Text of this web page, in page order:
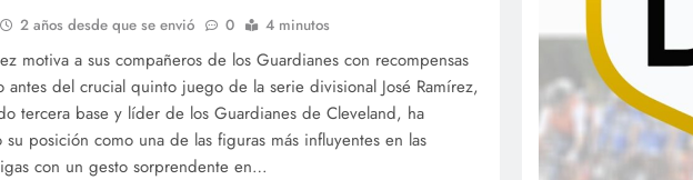
2 años desde que se envió 0 4 minutos
motiva a sus compañeros de los Guardianes con recompensas
antes del crucial quinto juego de la serie divisional José Ramírez,
tercera base y líder de los Guardianes de Cleveland, ha
su posición como una de las figuras más influyentes en las
con un gesto sorprendente en…